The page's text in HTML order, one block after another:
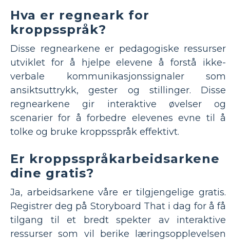
Hva er regneark for
kroppsspråk?
Disse regnearkene er pedagogiske ressurser
utviklet for å hjelpe elevene å forstå ikke-
verbale kommunikasjonssignaler som
ansiktsuttrykk, gester og stillinger. Disse
regnearkene gir interaktive øvelser og
scenarier for å forbedre elevenes evne til å
tolke og bruke kroppsspråk effektivt.
Er kroppsspråkarbeidsarkene
dine gratis?
Ja, arbeidsarkene våre er tilgjengelige gratis.
Registrer deg på Storyboard That i dag for å få
tilgang til et bredt spekter av interaktive
ressurser som vil berike læringsopplevelsen